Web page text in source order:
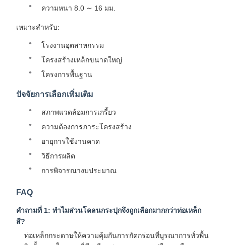
ความหนา 8.0 ∼ 16 มม.
เหมาะสําหรับ:
โรงงานอุตสาหกรรม
โครงสร้างเหล็กขนาดใหญ่
โครงการพื้นฐาน
ปัจจัยการเลือกเพิ่มเติม
สภาพแวดล้อมการเกรี้ยว
ความต้องการภาระโครงสร้าง
อายุการใช้งานคาด
วิธีการผลิต
การพิจารณางบประมาณ
FAQ
คําถามที่ 1: ทําไมส่วนโคลนกระปุกจึงถูกเลือกมากกว่าท่อเหล็ก
สี?
ท่อเหล็กกระดาษให้ความคุ้มกันการกัดกร่อนที่บูรณาการทั่วพื้น